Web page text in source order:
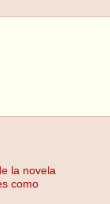
la novela
como